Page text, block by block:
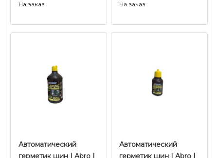
На заказ На заказ
Автоматический
герметик шин | Abro |
Автоматический
герметик шин | Abro |